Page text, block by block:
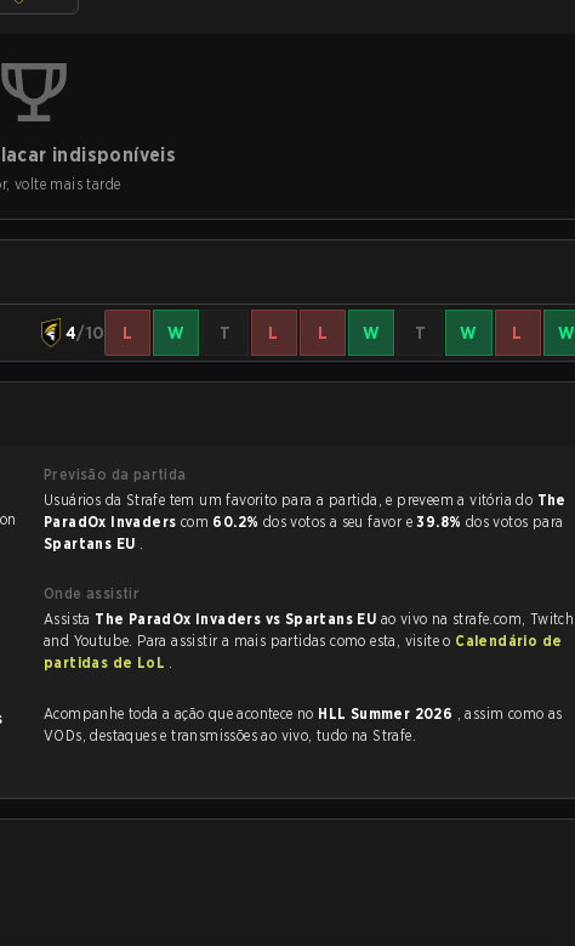
indisponíveis
volte mais tarde
4/10 L W T L L W T W L W
Previsão da partida
Usuários da Strafe tem um favorito para a partida, e preveem a vitória do The
ParadOx Invaders com 60.2% dos votos a seu favor e39.8% dos votos para
Spartans EU .
Onde assistir
Assista The ParadOx Invaders vs Spartans EU ao vivo na strafe.com, Twitch
and Youtube. Para assistir a mais partidas como esta, visite o Calendário de
partidas de LoL .
Acompanhe toda a ação que acontece no HLL Summer 2026 , assim como as
VODs, destaques e transmissões ao vivo, tudo na Strafe.